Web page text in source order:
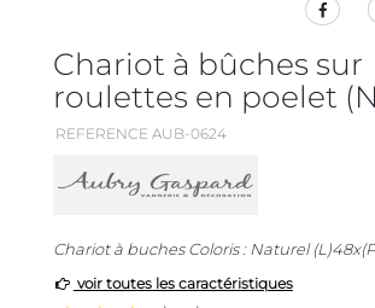
Chariot à bûches sur
roulettes en poelet
REFERENCE AUB-0624
Chariot à buches Coloris : Naturel
voir toutes les caractéristiques